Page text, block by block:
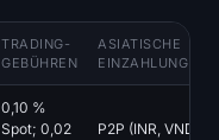
TRADING-
GEBÜHREN
ASIATISCHE
0,10 %
Spot; 0,02
P2P (INR, VND,